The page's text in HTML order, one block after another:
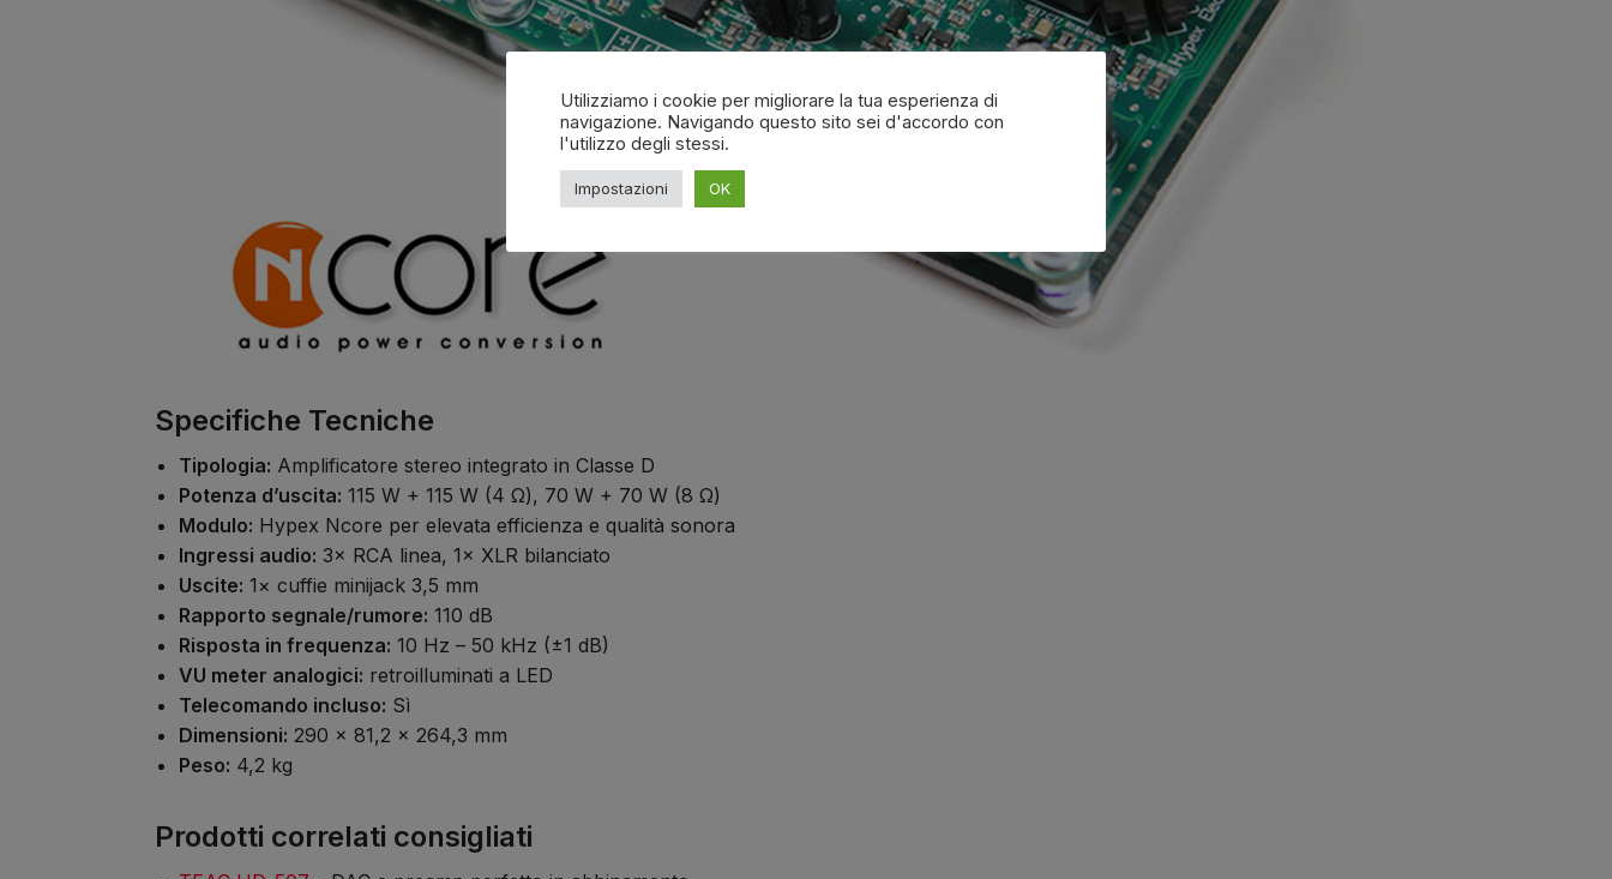
Specifiche Tecniche
Tipologia: Amplificatore stereo integrato in Classe D
Potenza d’uscita: 115 W + 115 W (4 Ω), 70 W + 70 W (8 Ω)
Modulo: Hypex Ncore per elevata efficienza e qualità sonora
Ingressi audio: 3× RCA linea, 1× XLR bilanciato
Uscite: 1× cuffie minijack 3,5 mm
Rapporto segnale/rumore: 110 dB
Risposta in frequenza: 10 Hz – 50 kHz (±1 dB)
VU meter analogici: retroilluminati a LED
Telecomando incluso: Sì
Dimensioni: 290 × 81,2 × 264,3 mm
Peso: 4,2 kg
Prodotti correlati consigliati
Utilizziamo i cookie per migliorare la tua esperienza di
navigazione. Navigando questo sito sei d'accordo con
l'utilizzo degli stessi.
Impostazioni OK